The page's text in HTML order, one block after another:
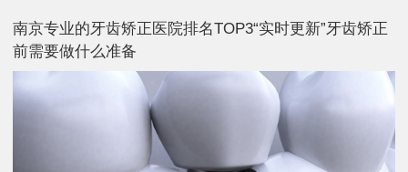
南京专业的牙齿矫正医院排名TOP3“实时更新”牙齿矫正
前需要做什么准备